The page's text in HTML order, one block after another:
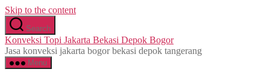
Skip to the content
Search
Konveksi Topi Jakarta Bekasi Depok Bogor
Jasa konveksi jakarta bogor bekasi depok tangerang
Menu